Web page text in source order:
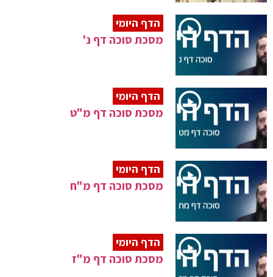
הדף היומי
מסכת סוכה דף נ'
הדף היומי
מסכת סוכה דף מ"ט
הדף היומי
מסכת סוכה דף מ"ח
הדף היומי
מסכת סוכה דף מ"ז